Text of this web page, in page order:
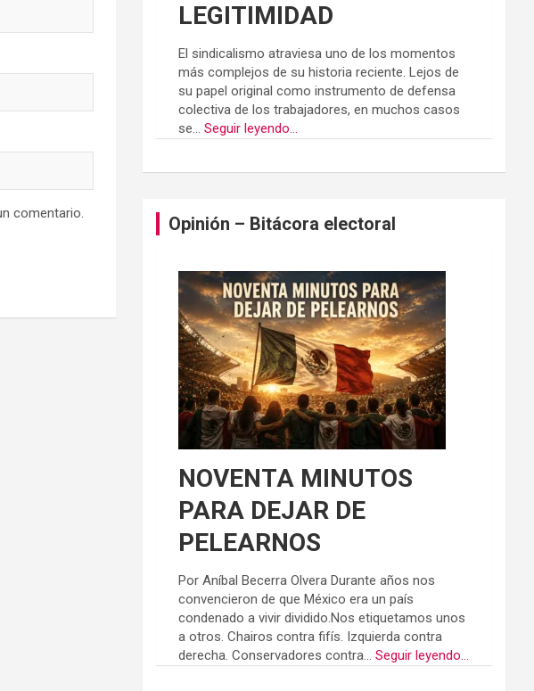
comentario.
LEGITIMIDAD
El sindicalismo atraviesa uno de los momentos
más complejos de su historia reciente. Lejos de
su papel original como instrumento de defensa
colectiva de los trabajadores, en muchos casos
se...Seguir leyendo...
Opinión – Bitácora electoral
NOVENTA MINUTOS
PARA DEJAR DE
PELEARNOS
Por Aníbal Becerra Olvera Durante años nos
convencieron de que México era un país
condenado a vivir dividido.Nos etiquetamos unos
a otros. Chairos contra fifís. Izquierda contra
derecha. Conservadores contra...Seguir leyendo...